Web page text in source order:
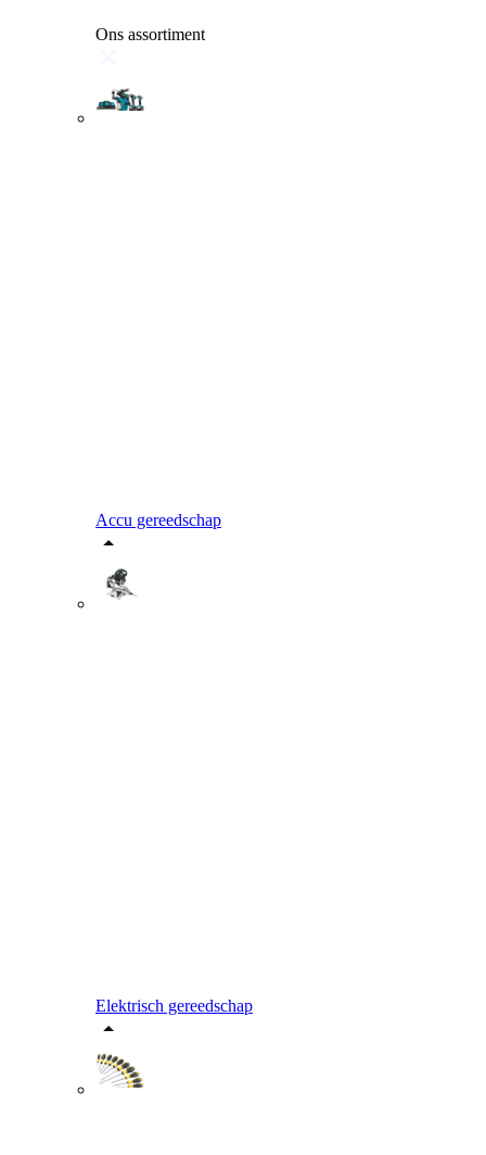
Ons assortiment
Accu gereedschap
Elektrisch gereedschap